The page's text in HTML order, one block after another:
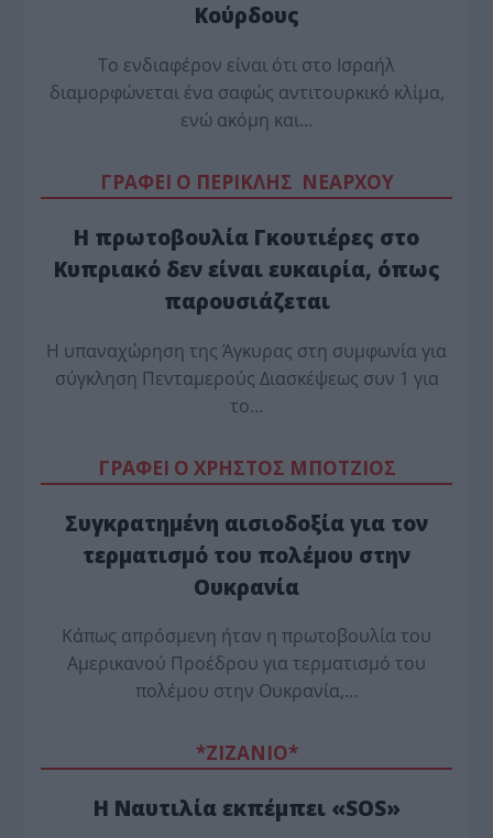
Κούρδους
Το ενδιαφέρον είναι ότι στο Ισραήλ
διαμορφώνεται ένα σαφώς αντιτουρκικό κλίμα,
ενώ ακόμη και…
ΓΡΑΦΕΙ Ο ΠΕΡΙΚΛΗΣ ΝΕΑΡΧΟΥ
Η πρωτοβουλία Γκουτιέρες στο
Κυπριακό δεν είναι ευκαιρία, όπως
παρουσιάζεται
Η υπαναχώρηση της Άγκυρας στη συμφωνία για
σύγκληση Πενταμερούς Διασκέψεως συν 1 για
το…
ΓΡΑΦΕΙ Ο ΧΡΗΣΤΟΣ ΜΠΟΤΖΙΟΣ
Συγκρατημένη αισιοδοξία για τον
τερματισμό του πολέμου στην
Ουκρανία
Κάπως απρόσμενη ήταν η πρωτοβουλία του
Αμερικανού Προέδρου για τερματισμό του
πολέμου στην Ουκρανία,…
*ZΙΖΑΝΙΟ*
Η Ναυτιλία εκπέμπει «SOS»